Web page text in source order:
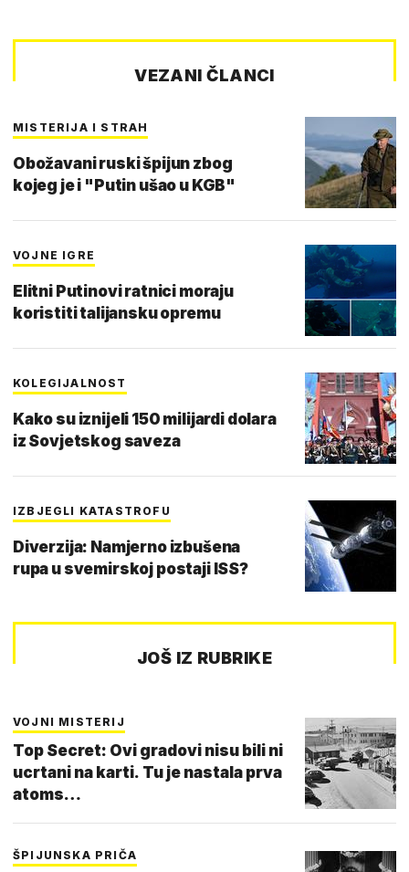
VEZANI ČLANCI
MISTERIJA I STRAH
Obožavani ruski špijun zbog
kojeg je i "Putin ušao u KGB"
VOJNE IGRE
Elitni Putinovi ratnici moraju
koristiti talijansku opremu
KOLEGIJALNOST
Kako su iznijeli 150 milijardi dolara
iz Sovjetskog saveza
IZBJEGLI KATASTROFU
Diverzija: Namjerno izbušena
rupa u svemirskoj postaji ISS?
JOŠ IZ RUBRIKE
VOJNI MISTERIJ
Top Secret: Ovi gradovi nisu bili ni
ucrtani na karti. Tu je nastala prva
atoms…
ŠPIJUNSKA PRIČA